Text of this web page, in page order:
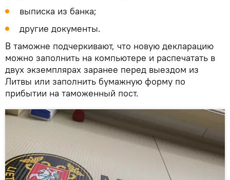
выписка из банка;
другие документы.
В таможне подчеркивают, что новую декларацию
можно заполнить на компьютере и распечатать в
двух экземплярах заранее перед выездом из
Литвы или заполнить бумажную форму по
прибытии на таможенный пост.